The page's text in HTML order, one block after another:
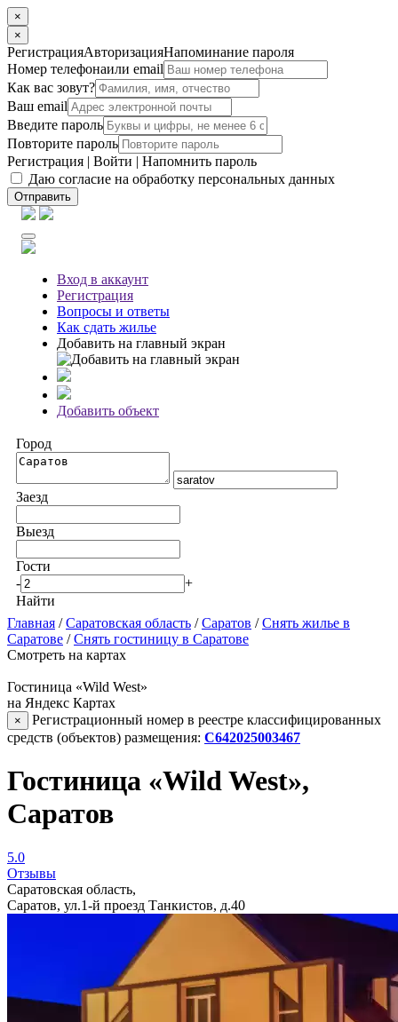
×
×
РегистрацияАвторизацияНапоминание пароля
Номер телефонаили email
Как вас зовут?
Ваш email
Введите пароль
Повторите пароль
Регистрация | Войти | Напомнить пароль
Даю согласие на обработку персональных данных
Отправить
Вход в аккаунт
Регистрация
Вопросы и ответы
Как сдать жилье
Добавить на главный экран
Добавить объект
Город
Заезд
Выезд
Гости
-
+
Найти
Главная /Саратовская область /Саратов /Снять жилье в
Саратове /Снять гостиницу в Саратове
Смотреть на картах
Гостиница «Wild West»
на Яндекс Картах
×
Регистрационный номер в реестре классифицированных
средств (объектов) размещения: С642025003467
Гостиница «Wild West»,
Саратов
5.0
Отзывы
Саратовская область,
Саратов, ул.1-й проезд Танкистов, д.40